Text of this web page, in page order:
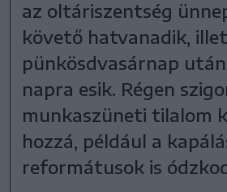
az oltáriszentség
követő hatvanadik,
pünkösdvasárnap
napra esik. Régen
munkaszüneti tilalom
hozzá, például a
reformátusok is